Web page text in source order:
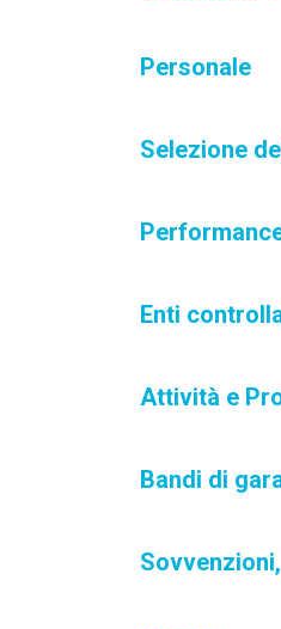
Personale
Selezione
Enti
Attività e
Bandi di